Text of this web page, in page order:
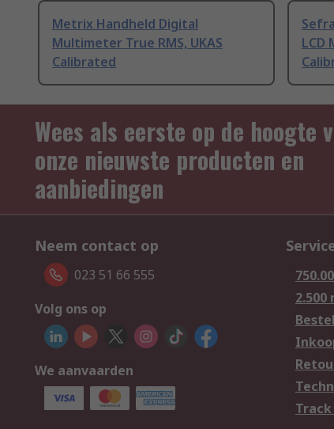
Metrix Handheld Digital
Multimeter True RMS, UKAS
Calibrated
LCD
Wees als eerste op de hoogte
onze nieuwste producten en
aanbiedingen
Neem contact op
023 51 66 555
Volg ons op
We aanvaarden
2.500